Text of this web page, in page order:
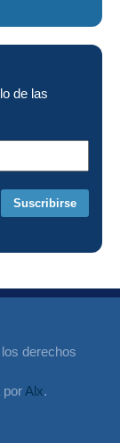
de las
derechos
porAlx.